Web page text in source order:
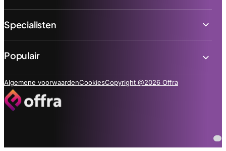
Specialisten
Populair
Algemene voorwaardenCookiesCopyright @2026 Offra